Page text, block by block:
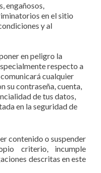
engañosos,
en el sitio
y al
en peligro la
respecto a
cualquier
su contraseña, cuenta,
de tus datos,
en la seguridad de
contenido o suspender
criterio, incumple
descritas en este